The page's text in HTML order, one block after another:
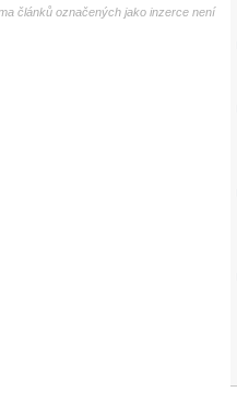
článků označených jako inzerce není